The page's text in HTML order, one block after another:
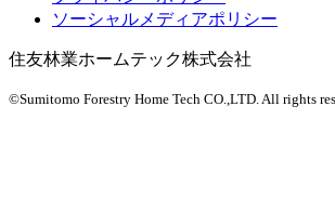
ソーシャルメディアポリシー
住友林業ホームテック株式会社
©Sumitomo Forestry Home Tech CO.,LTD. All rights